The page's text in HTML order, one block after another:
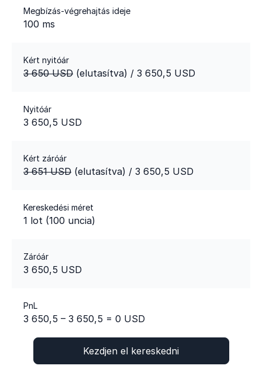
Megbízás-végrehajtás ideje
100 ms
Kért nyitóár
3 650 USD (elutasítva) / 3 650,5 USD
Nyitóár
3 650,5 USD
Kért záróár
3 651 USD (elutasítva) / 3 650,5 USD
Kereskedési méret
1 lot (100 uncia)
Záróár
3 650,5 USD
PnL
3 650,5 – 3 650,5 = 0 USD
Kezdjen el kereskedni